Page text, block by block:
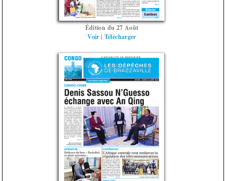
Édition du 27 Août
Voir | Télécharger